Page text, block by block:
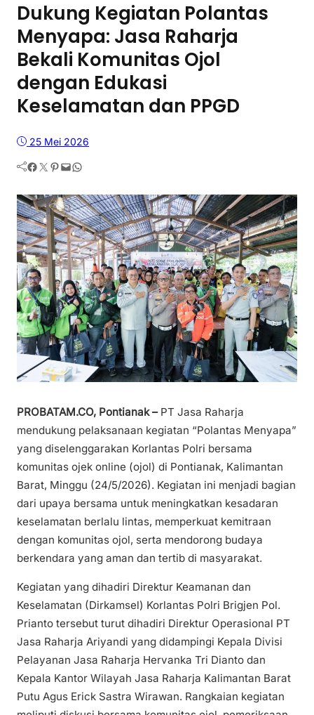
Dukung Kegiatan Polantas
Menyapa: Jasa Raharja
Bekali Komunitas Ojol
dengan Edukasi
Keselamatan dan PPGD
25 Mei 2026
Facebook Twitter Pinterest Mail WhatsApp
PROBATAM.CO, Pontianak –PT Jasa Raharja
mendukung pelaksanaan kegiatan “Polantas Menyapa”
yang diselenggarakan Korlantas Polri bersama
komunitas ojek online (ojol) di Pontianak, Kalimantan
Barat, Minggu (24/5/2026). Kegiatan ini menjadi bagian
dari upaya bersama untuk meningkatkan kesadaran
keselamatan berlalu lintas, memperkuat kemitraan
dengan komunitas ojol, serta mendorong budaya
berkendara yang aman dan tertib di masyarakat.
Kegiatan yang dihadiri Direktur Keamanan dan
Keselamatan (Dirkamsel) Korlantas Polri Brigjen Pol.
Prianto tersebut turut dihadiri Direktur Operasional PT
Jasa Raharja Ariyandi yang didampingi Kepala Divisi
Pelayanan Jasa Raharja Hervanka Tri Dianto dan
Kepala Kantor Wilayah Jasa Raharja Kalimantan Barat
Putu Agus Erick Sastra Wirawan. Rangkaian kegiatan